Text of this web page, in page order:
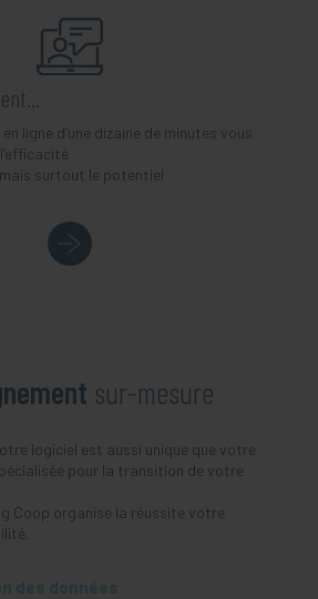
ligne d’une dizaine de minutes vous
mais surtout le potentiel
sur-mesure
logiciel est aussi unique que votre
pour la transition de votre
Coop organise la réussite votre
des données